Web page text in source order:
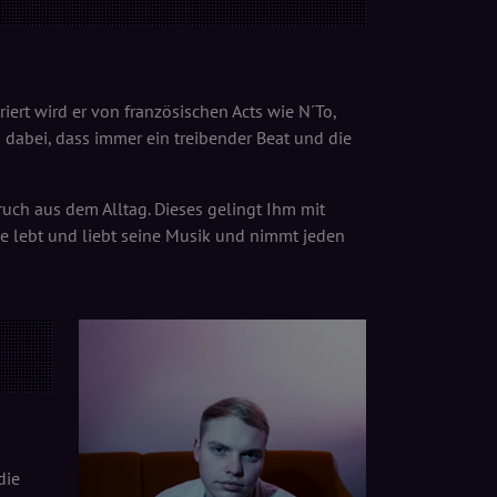
wird er von französischen Acts wie N´To,
dass immer ein treibender Beat und die
aus dem Alltag. Dieses gelingt Ihm mit
lebt und liebt seine Musik und nimmt jeden